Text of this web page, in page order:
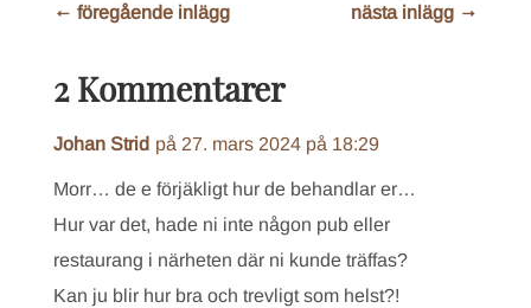
← föregående inlägg nästa inlägg →
2 Kommentarer
Johan Strid på 27. mars 2024 på 18:29
Morr… de e förjäkligt hur de behandlar er…
Hur var det, hade ni inte någon pub eller
restaurang i närheten där ni kunde träffas?
Kan ju blir hur bra och trevligt som helst?!